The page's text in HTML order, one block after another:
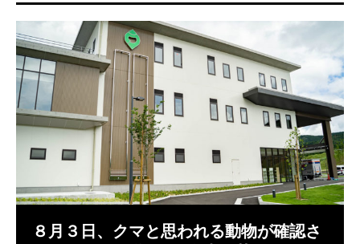
８月３日、クマと思われる動物が確認さ